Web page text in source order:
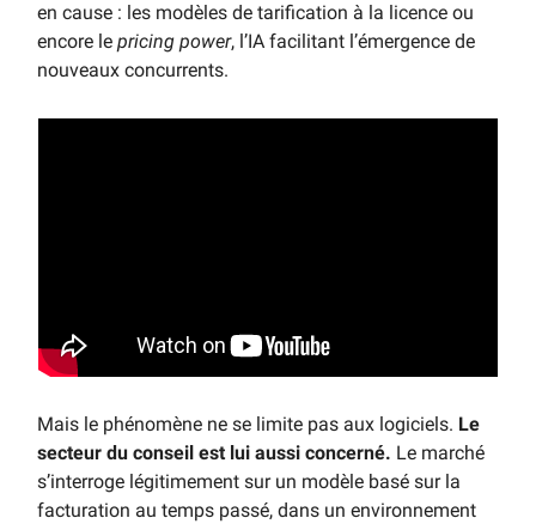
en cause : les modèles de tarification à la licence ou
encore le pricing power, l’IA facilitant l’émergence de
nouveaux concurrents.
Mais le phénomène ne se limite pas aux logiciels. Le
secteur du conseil est lui aussi concerné. Le marché
s’interroge légitimement sur un modèle basé sur la
facturation au temps passé, dans un environnement